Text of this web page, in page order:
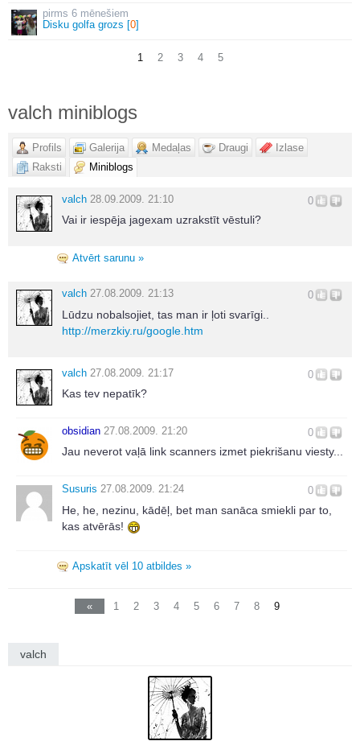
6 mēnešiem
Disku golfa grozs [0]
1 2 3 4 5
valch miniblogs
Profils Galerija Medaļas Draugi
Izlase
Raksti
Miniblogs
0
valch 28.09.2009. 21:10
Vai ir iespēja jagexam uzrakstīt vēstuli?
Atvērt sarunu »
0
valch 27.08.2009. 21:13
Lūdzu nobalsojiet, tas man ir ļoti svarīgi..
http://merzkiy.ru/google.htm
0
valch 27.08.2009. 21:17
Kas tev nepatīk?
0
obsidian 27.08.2009. 21:20
Jau neverot vaļā link scanners izmet piekrišanu viesty...
0
Susuris 27.08.2009. 21:24
He, he, nezinu, kādēļ, bet man sanāca smiekli par to,
kas atvērās!
Apskatīt vēl 10 atbildes »
« 1 2 3 4 5 6 7 8 9
valch